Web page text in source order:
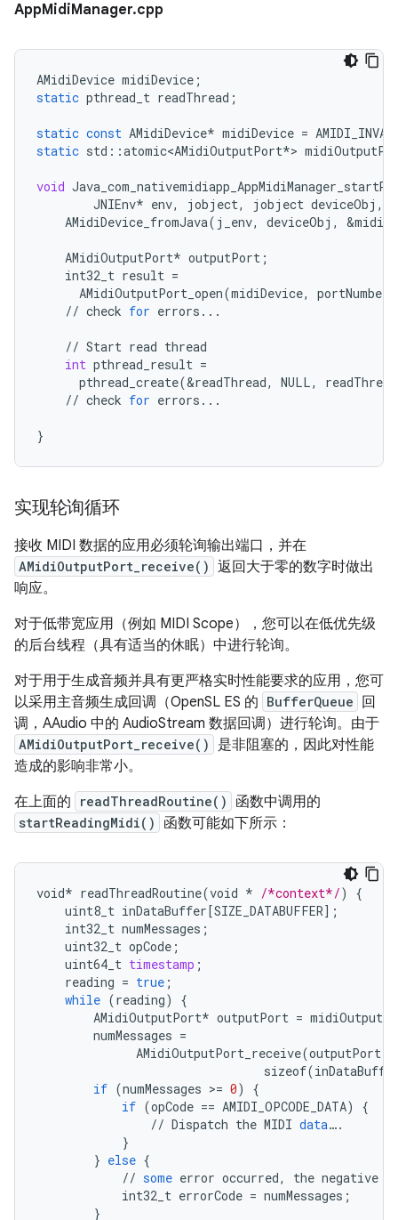
AppMidiManager.cpp
AMidiDevice midiDevice ;
static pthread_t readThread ;
static const AMidiDevice* midiDevice =
static std ::atomic<AMidiOutputPort*>
void
JNIEnv* env, jobject, jobject deviceObj ,
AMidiDevice_fromJava( j_env, deviceObj , &
AMidiOutputPort* outputPort ;
int32_t result =
AMidiOutputPort_open(midiDevice, portNumber
// check for errors ...
// Start read thread
int pthread_result =
pthread_create(&readThread, NULL,
// check for errors ...
}
实现轮询循环
接收 MIDI 数据的应用必须轮询输出端口，并在
AMidiOutputPort_receive() 返回大于零的数字时做出
响应。
对于低带宽应用（例如 MIDI Scope），您可以在低优先级
的后台线程（具有适当的休眠）中进行轮询。
对于用于生成音频并具有更严格实时性能要求的应用，您可
以采用主音频生成回调（OpenSL ES 的 BufferQueue
回
调，AAudio 中的 AudioStream 数据回调）进行轮询。由于
AMidiOutputPort_receive()
是非阻塞的，因此对性能
造成的影响非常小。
在上面的
readThreadRoutine() 函数中调用的
startReadingMidi() 函数可能如下所示：
void* readThreadRoutine(void * /*context*/)
{
uint8_t inDataBuffer [SIZE_DATABUFFER] ;
int32_t numMessages ;
uint32_t opCode ;
uint64_t timestamp ;
reading = true ;
while (reading)
{
AMidiOutputPort* outputPort =
numMessages =
AMidiOutputPort_receive(outputPort
sizeof(
if (numMessages >= 0)
{
if (opCode == AMIDI_OPCODE_DATA)
{
// Dispatch the MIDI data….
}
} else {
// some error occurred, the negative
int32_t errorCode = numMessages ;
}